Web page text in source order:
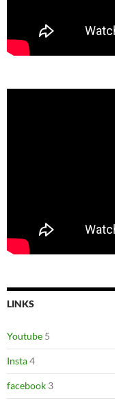
LINKS
Youtube 5
Insta4
facebook 3